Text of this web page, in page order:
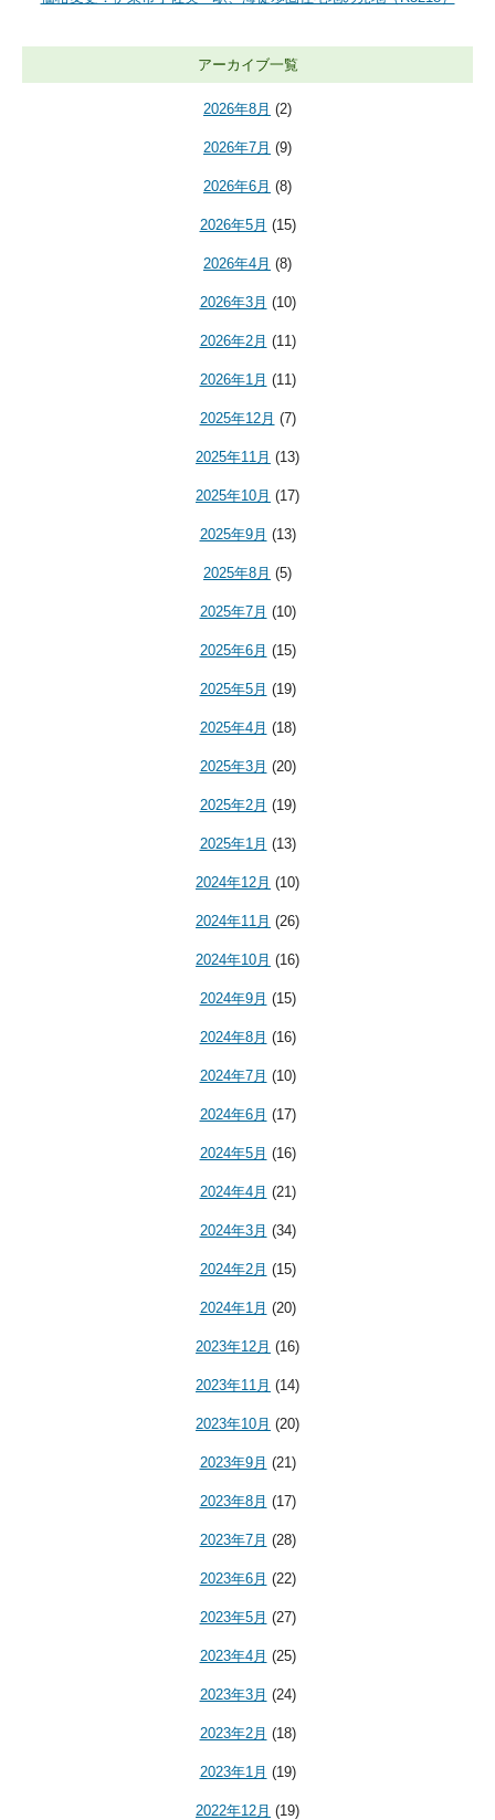
アーカイブ一覧
2026年8月 (2)
2026年7月 (9)
2026年6月 (8)
2026年5月 (15)
2026年4月 (8)
2026年3月 (10)
2026年2月 (11)
2026年1月 (11)
2025年12月 (7)
2025年11月 (13)
2025年10月 (17)
2025年9月 (13)
2025年8月 (5)
2025年7月 (10)
2025年6月 (15)
2025年5月 (19)
2025年4月 (18)
2025年3月 (20)
2025年2月 (19)
2025年1月 (13)
2024年12月 (10)
2024年11月 (26)
2024年10月 (16)
2024年9月 (15)
2024年8月 (16)
2024年7月 (10)
2024年6月 (17)
2024年5月 (16)
2024年4月 (21)
2024年3月 (34)
2024年2月 (15)
2024年1月 (20)
2023年12月 (16)
2023年11月 (14)
2023年10月 (20)
2023年9月 (21)
2023年8月 (17)
2023年7月 (28)
2023年6月 (22)
2023年5月 (27)
2023年4月 (25)
2023年3月 (24)
2023年2月 (18)
2023年1月 (19)
2022年12月 (19)